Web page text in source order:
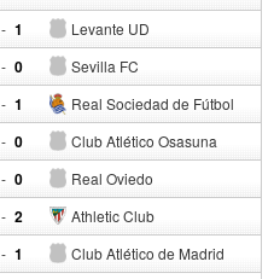
- Levante UD
1
- Sevilla FC
0
- Real Sociedad de Fútbol
1
- Club Atlético Osasuna
0
- Real Oviedo
0
- Athletic Club
2
- Club Atlético de Madrid
1